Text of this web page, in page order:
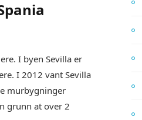
I byen Sevilla er
I 2012 vant Sevilla
murbygninger
grunn at over 2